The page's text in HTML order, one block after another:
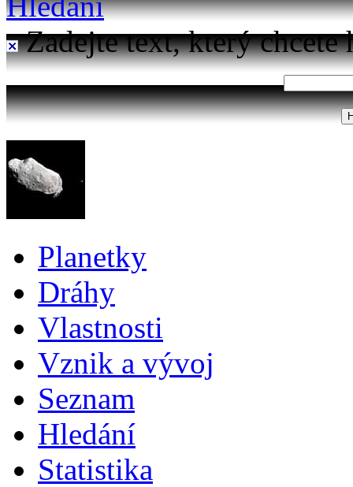
Zadejte text, který chcete
Planetky
Dráhy
Vlastnosti
Vznik a vývoj
Seznam
Hledání
Statistika